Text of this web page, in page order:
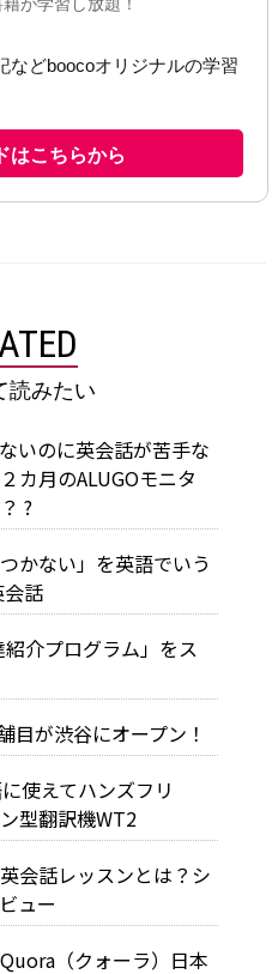
読みたい
いのに英会話が苦手な
カ月のALUGOモニタ
?
かない」を英語でいう
話
介プログラム」をス
目が渋谷にオープン！
使えてハンズフリ
型翻訳機WT2
会話レッスンとは？シ
ュー
（クォーラ）日本